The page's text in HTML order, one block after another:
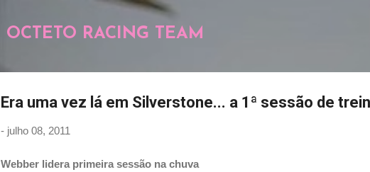
OCTETO RACING TEAM
Era uma vez lá em Silverstone... a 1ª sessão de
- julho 08, 2011
Webber lidera primeira sessão na chuva